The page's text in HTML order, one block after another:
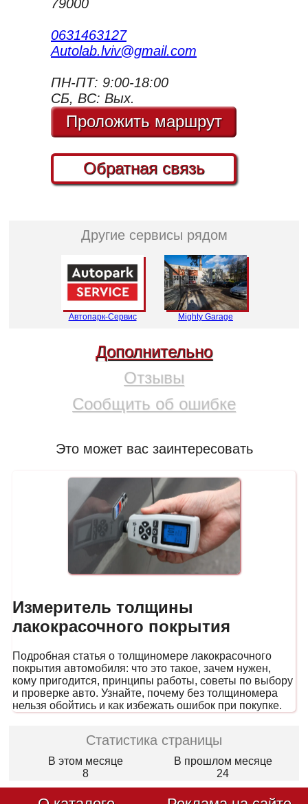
79000
0631463127
Autolab.lviv@gmail.com
ПН-ПТ: 9:00-18:00
СБ, ВС: Вых.
Проложить маршрут
Обратная связь
Другие сервисы рядом
Автопарк-Сервис Mighty Garage
Дополнительно
Отзывы
Сообщить об ошибке
Это может вас заинтересовать
Измеритель толщины
лакокрасочного покрытия
Подробная статья о толщиномере лакокрасочного
покрытия автомобиля: что это такое, зачем нужен,
кому пригодится, принципы работы, советы по выбору
и проверке авто. Узнайте, почему без толщиномера
нельзя обойтись и как избежать ошибок при покупке.
Статистика страницы
В этом месяце
8
В прошлом месяце
24